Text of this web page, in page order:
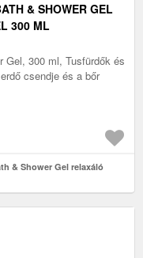
& SHOWER GEL
300 ML
Gel, 300 ml, Tusfürdők és
csendje és a bőr
& Shower Gel relaxáló